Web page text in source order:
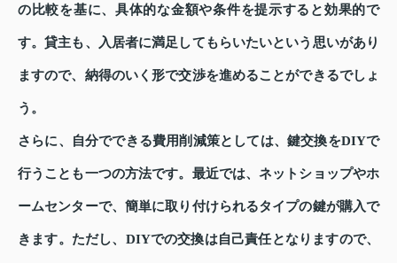
の比較を基に、具体的な金額や条件を提示すると効果的で
す。貸主も、入居者に満足してもらいたいという思いがあり
ますので、納得のいく形で交渉を進めることができるでしょ
う。
さらに、自分でできる費用削減策としては、鍵交換をDIYで
行うことも一つの方法です。最近では、ネットショップやホ
ームセンターで、簡単に取り付けられるタイプの鍵が購入で
きます。ただし、DIYでの交換は自己責任となりますので、